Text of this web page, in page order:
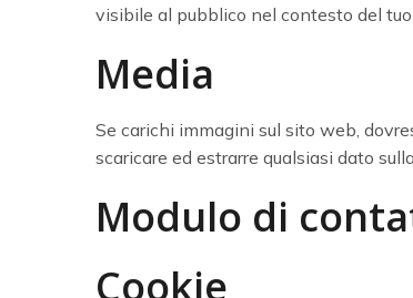
visibile al pubblico nel contesto del
Media
Se carichi immagini sul sito web,
scaricare ed estrarre qualsiasi dato
Modulo di
Cookie